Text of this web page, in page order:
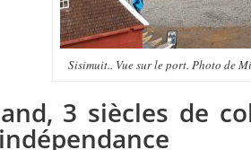
Sisimuit.. Vue sur le port. Photo de
3 siècles de